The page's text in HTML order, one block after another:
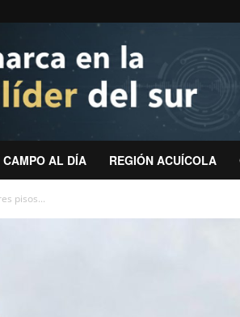
CAMPO AL DÍA REGIÓN ACUÍCOLA
pisos...